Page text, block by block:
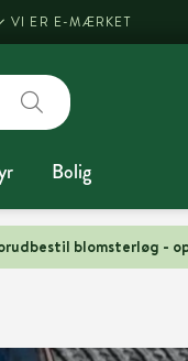
blomsterløg -
VI ER E-MÆRKET
Bolig